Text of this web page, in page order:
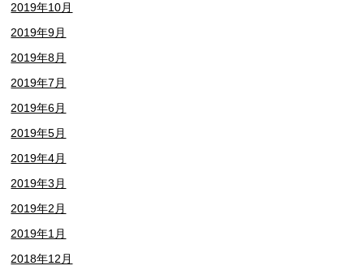
2019年10月
2019年9月
2019年8月
2019年7月
2019年6月
2019年5月
2019年4月
2019年3月
2019年2月
2019年1月
2018年12月